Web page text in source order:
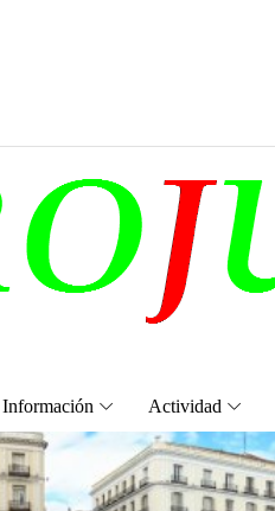
Información Actividad